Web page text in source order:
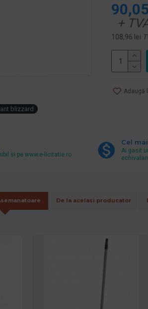
+
108,96 lei
Adaugă
blizzard
si pe www.e-licitatie.ro
Cel
Ai gasit
De la acelasi producator